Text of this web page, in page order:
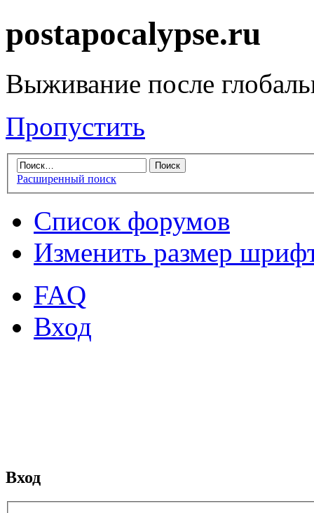
postapocalypse.ru
Выживание после
Пропустить
Расширенный поиск
Список форумов
Изменить размер
FAQ
Вход
Вход